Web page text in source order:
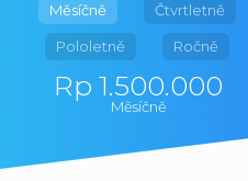
Měsíčně Čtvrtletně
Pololetně Ročně
Rp 1.500.000
Měsíčně